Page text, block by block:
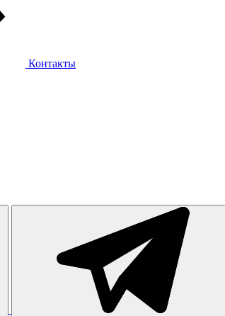
Контакты